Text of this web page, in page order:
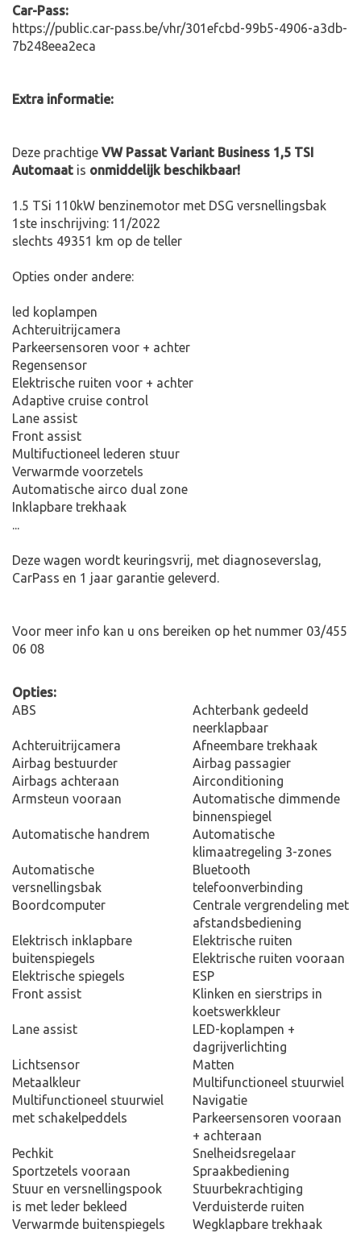
Car-Pass:
https://public.car-pass.be/vhr/301efcbd-99b5-4906-a3db-
7b248eea2eca
Extra informatie:
Deze prachtige VW Passat Variant Business 1,5 TSI
Automaat is onmiddelijk beschikbaar!
1.5 TSi 110kW benzinemotor met DSG versnellingsbak
1ste inschrijving: 11/2022
slechts 49351 km op de teller
Opties onder andere:
led koplampen
Achteruitrijcamera
Parkeersensoren voor + achter
Regensensor
Elektrische ruiten voor + achter
Adaptive cruise control
Lane assist
Front assist
Multifuctioneel lederen stuur
Verwarmde voorzetels
Automatische airco dual zone
Inklapbare trekhaak
Deze wagen wordt keuringsvrij, met diagnoseverslag,
CarPass en 1 jaar garantie geleverd.
Voor meer info kan u ons bereiken op het nummer 03/455
06 08
Opties:
ABS
Achterbank gedeeld
neerklapbaar
Achteruitrijcamera
Afneembare trekhaak
Airbag bestuurder
Airbag passagier
Airbags achteraan
Airconditioning
Armsteun vooraan
Automatische dimmende
binnenspiegel
Automatische handrem
Automatische
klimaatregeling 3-zones
Automatische
versnellingsbak
Bluetooth
telefoonverbinding
Boordcomputer
Centrale vergrendeling met
afstandsbediening
Elektrisch inklapbare
buitenspiegels
Elektrische ruiten
Elektrische ruiten vooraan
Elektrische spiegels
ESP
Front assist
Klinken en sierstrips in
koetswerkkleur
Lane assist
LED-koplampen +
dagrijverlichting
Lichtsensor
Matten
Metaalkleur
Multifunctioneel stuurwiel
Multifunctioneel stuurwiel
met schakelpeddels
Navigatie
Parkeersensoren vooraan
+ achteraan
Pechkit
Snelheidsregelaar
Sportzetels vooraan
Spraakbediening
Stuur en versnellingspook
is met leder bekleed
Stuurbekrachtiging
Verduisterde ruiten
Verwarmde buitenspiegels
Wegklapbare trekhaak